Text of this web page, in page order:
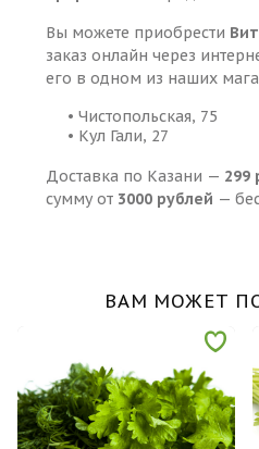
Вы можете приобрести
заказ онлайн через
его в одном из наших
• Чистопольская, 75
• Кул Гали, 27
Доставка по Казани — 299
сумму от 3000 рублей —
ВАМ МОЖЕТ